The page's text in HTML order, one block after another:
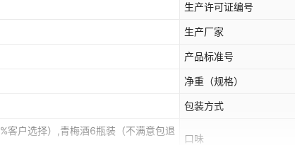
生产许可证编号
生产厂家
产品标准号
净重（规格）
包装方式
户选择）,青梅酒6瓶装（不满意包退
口味